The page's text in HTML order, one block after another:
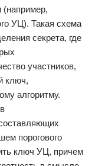
(например,
УЦ). Такая схема
секрета, где
участников,
ключ,
алгоритму.
порогового
ключ УЦ, причем